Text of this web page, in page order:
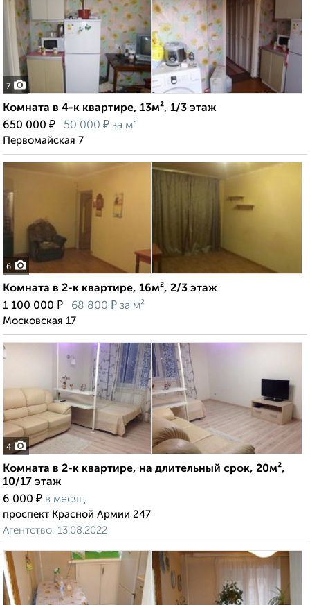
7
Комната в 4-к квартире, 13м², 1/3 этаж
650 000 ₽ 50 000 ₽ за м²
Первомайская 7
6
Комната в 2-к квартире, 16м², 2/3 этаж
1 100 000 ₽ 68 800 ₽ за м²
Московская 17
4
Комната в 2-к квартире, на длительный срок, 20м²,
10/17 этаж
6 000 ₽ в месяц
проспект Красной Армии 247
Агентство, 13.08.2022